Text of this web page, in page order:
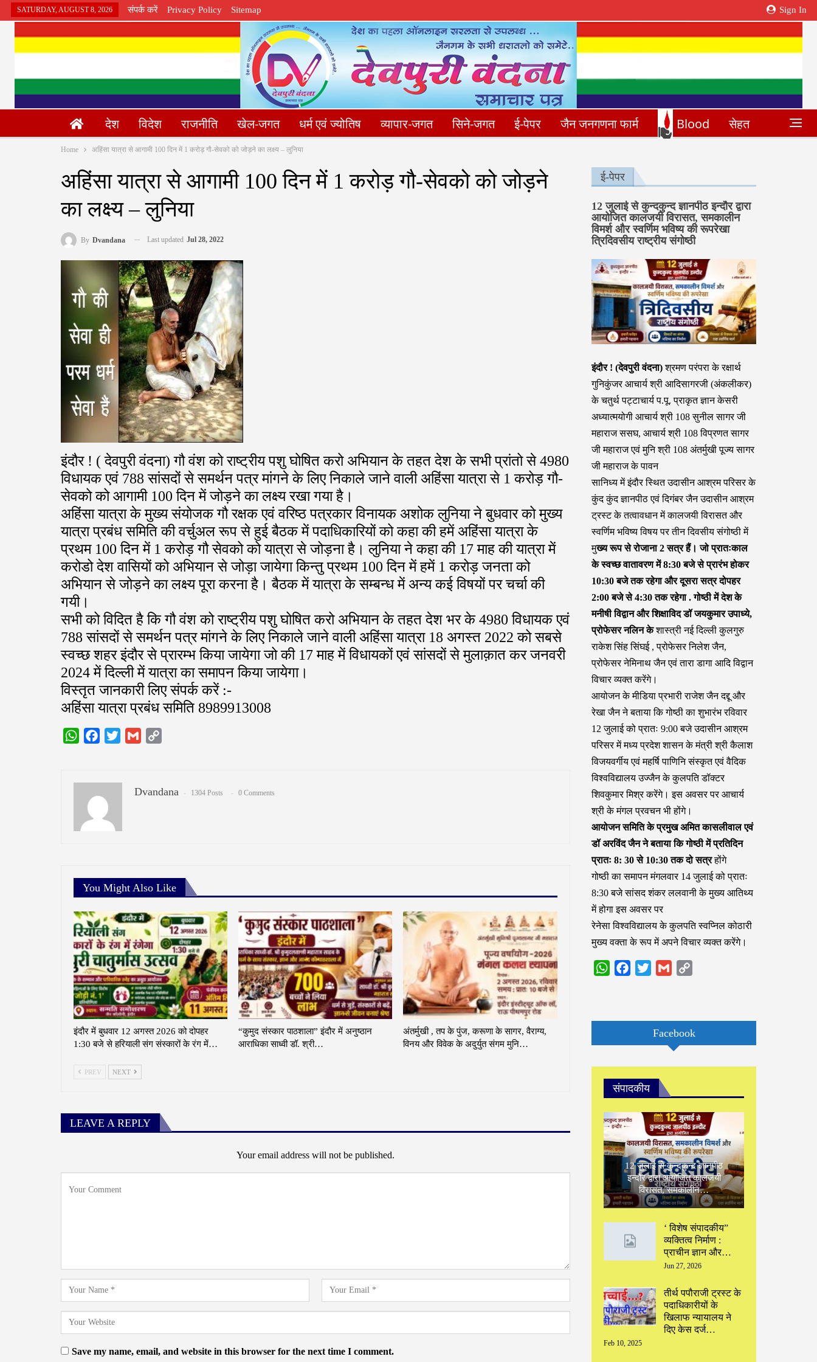
Sign In
SATURDAY, AUGUST 8, 2026 संपर्क करें Privacy Policy Sitemap
देश विदेश राजनीति खेल-जगत धर्म एवं ज्योतिष व्यापार-जगत सिने-जगत ई-पेपर जैन जनगणना फार्म Blood
सेहत
संपादकीय
Home अहिंसा यात्रा से आगामी 100 दिन में 1 करोड़ गौ-सेवको को जोड़ने का लक्ष्य – लुनिया
अहिंसा यात्रा से आगामी 100 दिन में 1 करोड़ गौ-सेवको को जोड़ने
का लक्ष्य – लुनिया
By Dvandana Last updated Jul 28, 2022
इंदौर ! ( देवपुरी वंदना) गौ वंश को राष्ट्रीय पशु घोषित करो अभियान के तहत देश के सभी प्रांतो से 4980
विधायक एवं 788 सांसदों से समर्थन पत्र मांगने के लिए निकाले जाने वाली अहिंसा यात्रा से 1 करोड़ गौ-
सेवको को आगामी 100 दिन में जोड़ने का लक्ष्य रखा गया है।
अहिंसा यात्रा के मुख्य संयोजक गौ रक्षक एवं वरिष्ठ पत्रकार विनायक अशोक लुनिया ने बुधवार को मुख्य
यात्रा प्रबंध समिति की वर्चुअल रूप से हुई बैठक में पदाधिकारियों को कहा की हमें अहिंसा यात्रा के
प्रथम 100 दिन में 1 करोड़ गौ सेवको को यात्रा से जोड़ना है। लुनिया ने कहा की 17 माह की यात्रा में
करोडो देश वासियों को अभियान से जोड़ा जायेगा किन्तु प्रथम 100 दिन में हमें 1 करोड़ जनता को
अभियान से जोड़ने का लक्ष्य पूरा करना है। बैठक में यात्रा के सम्बन्ध में अन्य कई विषयों पर चर्चा की
गयी।
सभी को विदित है कि गौ वंश को राष्ट्रीय पशु घोषित करो अभियान के तहत देश भर के 4980 विधायक एवं
788 सांसदों से समर्थन पत्र मांगने के लिए निकाले जाने वाली अहिंसा यात्रा 18 अगस्त 2022 को सबसे
स्वच्छ शहर इंदौर से प्रारम्भ किया जायेगा जो की 17 माह में विधायकों एवं सांसदों से मुलाक़ात कर जनवरी
2024 में दिल्ली में यात्रा का समापन किया जायेगा।
विस्तृत जानकारी लिए संपर्क करें :-
अहिंसा यात्रा प्रबंध समिति 8989913008
WhatsAppFacebook
Twitter Gmail
Dvandana 1304 Posts 0 Comments
You Might Also Like
इंदौर में बुधवार 12 अगस्त 2026 को दोपहर
1:30 बजे से हरियाली संग संस्कारों के रंग में…
“कुमुद संस्कार पाठशाला” इंदौर में अनुष्ठान
आराधिका साध्वी डॉ. श्री…
अंतर्मुखी , तप के पुंज, करूणा के सागर, वैराग्य,
विनय और विवेक के अदुर्युत संगम मुनि…
PREV NEXT
LEAVE A REPLY
Your email address will not be published.
Save my name, email, and website in this browser for the next time I comment.
ई-पेपर
12 जुलाई से कुन्दकुन्द ज्ञानपीठ इन्दौर द्वारा
आयोजित कालजयी विरासत, समकालीन
विमर्श और स्वर्णिम भविष्य की रूपरेखा
त्रिदिवसीय राष्ट्रीय संगोष्ठी
इंदौर ! (देवपुरी वंदना)श्रमण परंपरा के रक्षार्थ
गुनिकुंजर आचार्य श्री आदिसागरजी (अंकलीकर)
के चतुर्थ पट्टाचार्य प.पू. प्राकृत ज्ञान केसरी
अध्यात्मयोगी आचार्य श्री 108 सुनील सागर जी
महाराज ससघ, आचार्य श्री 108 विप्रणत सागर
जी महाराज एवं मुनि श्री 108 अंतर्मुखी पूज्य सागर
जी महाराज के पावन
सानिध्य में इंदौर स्थित उदासीन आश्रम परिसर के
कुंद कुंद ज्ञानपीठ एवं दिगंबर जैन उदासीन आश्रम
ट्रस्ट के तत्वावधान में कालजयी विरासत और
स्वर्णिम भविष्य विषय पर तीन दिवसीय संगोष्ठी में
मुख्य रूप से रोजाना 2 सत्र हैं। जो प्रातःकाल
के स्वच्छ वातावरण में 8:30 बजे से प्रारंभ होकर
10:30 बजे तक रहेगा और दूसरा सत्र दोपहर
2:00 बजे से 4:30 तक रहेगा . गोष्ठी में देश के
मनीषी विद्वान और शिक्षाविद डॉ जयकुमार उपाध्ये,
प्रोफेसर नलिन केशास्त्री नई दिल्ली कुलगुरु
राकेश सिंह सिंघई , प्रोफेसर निलेश जैन,
प्रोफेसर नेमिनाथ जैन एवं तारा डागा आदि विद्वान
विचार व्यक्त करेंगे।
आयोजन के मीडिया प्रभारी राजेश जैन दद्दू और
रेखा जैन ने बताया कि गोष्ठी का शुभारंभ रविवार
12 जुलाई को प्रातः 9:00 बजे उदासीन आश्रम
परिसर में मध्य प्रदेश शासन के मंत्री श्री कैलाश
विजयवर्गीय एवं महर्षि पाणिनि संस्कृत एवं वैदिक
विश्वविद्यालय उज्जैन के कुलपति डॉक्टर
शिवकुमार मिश्र करेंगे। इस अवसर पर आचार्य
श्री के मंगल प्रवचन भी होंगे।
आयोजन समिति के प्रमुख अमित कासलीवाल एवं
डॉ अरविंद जैन ने बताया कि गोष्ठी में प्रतिदिन
प्रातः 8: 30 से 10:30 तक दो सत्रहोंगे
गोष्ठी का समापन मंगलवार 14 जुलाई को प्रातः
8:30 बजे सांसद शंकर ललवानी के मुख्य आतिथ्य
में होगा इस अवसर पर
रेनेसा विश्वविद्यालय के कुलपति स्वप्निल कोठारी
मुख्य वक्ता के रूप में अपने विचार व्यक्त करेंगे।
WhatsAppFacebook
Twitter Gmail
Facebook
संपादकीय
12 जुलाई से कुन्दकुन्द ज्ञानपीठ
इन्दौर द्वारा आयोजित कालजयी
विरासत, समकालीन…
‘ विशेष संपादकीय”
‌व्यक्तित्व निर्माण :
प्राचीन ज्ञान और…
Jun 27, 2026
तीर्थ पपौराजी ट्रस्ट के
पदाधिकारीयों के
खिलाफ न्यायालय ने
दिए केस दर्ज…
Feb 10, 2025